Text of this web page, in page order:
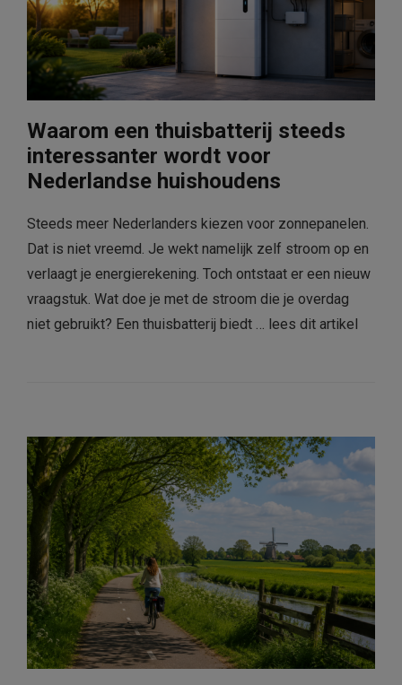
Waarom een thuisbatterij steeds
interessanter wordt voor
Nederlandse huishoudens
Steeds meer Nederlanders kiezen voor zonnepanelen.
Dat is niet vreemd. Je wekt namelijk zelf stroom op en
verlaagt je energierekening. Toch ontstaat er een nieuw
vraagstuk. Wat doe je met de stroom die je overdag
niet gebruikt? Een thuisbatterij biedt … lees dit artikel